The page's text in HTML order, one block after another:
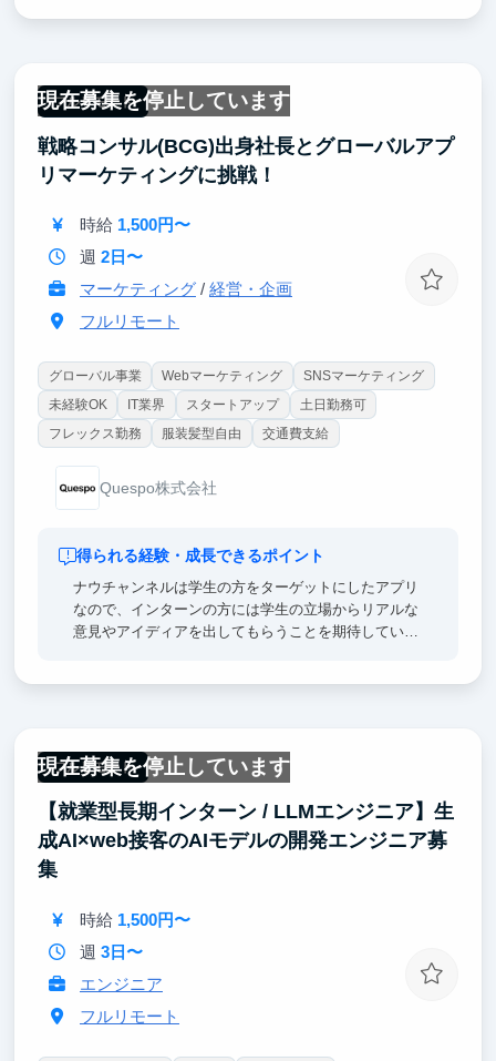
C向けアプリのデザインに興味があり、意欲のある学
生と一緒に働けることを楽しみにしています！
現在募集を停止しています
フルリモート
戦略コンサル(BCG)出身社長とグローバルアプ
リマーケティングに挑戦！
時給 1,500円〜
週 2日〜
マーケティング/ 経営・企画
フルリモート
グローバル事業 Webマーケティング
SNSマーケティング
未経験OK
IT業界 スタートアップ
土日勤務可
フレックス勤務
服装髪型自由 交通費支給
Quespo株式会社
得られる経験・成長できるポイント
ナウチャンネルは学生の方をターゲットにしたアプリ
なので、インターンの方には学生の立場からリアルな
意見やアイディアを出してもらうことを期待していま
い会社だと思うので、他の会社ではなかなか出来ない
経験を得られると思います。
CEOは戦略コンサルティング会社出身なので、ビジネ
ススキルを鍛える上でも最適な環境だと思います。
働けることを楽しみにしています！
現在募集を停止しています
フルリモート
【就業型長期インターン / LLMエンジニア】生
成AI×web接客のAIモデルの開発エンジニア募
集
時給 1,500円〜
週 3日〜
エンジニア
フルリモート